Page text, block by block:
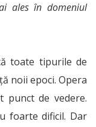
ales în domeniul
toate tipurile de
noii epoci. Opera
punct de vedere.
foarte dificil. Dar